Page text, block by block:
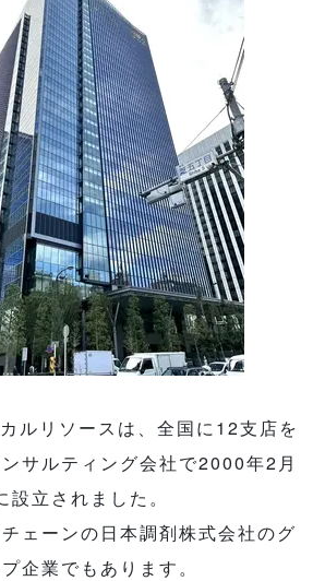
ルリソースは、全国に12支店を
サルティング会社で2000年2月
設立されました。
ェーンの日本調剤株式会社のグ
企業でもあります。